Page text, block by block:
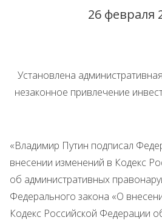
26 февраля
Установлена
незаконное привлечение
«Владимир Путин подписал
внесении изменений в Кодекс
об административных
Федерального закона «О
Кодекс Российской Федерации